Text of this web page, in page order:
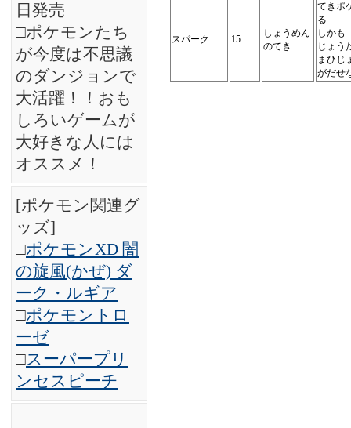
日発売
□ポケモンたち
が今度は不思議
のダンジョンで
大活躍！！おも
しろいゲームが
大好きな人には
オススメ！
[ポケモン関連グ
ッズ]
□ポケモンXD 闇
の旋風(かぜ) ダ
ーク・ルギア
□ポケモントロ
ーゼ
□スーパープリ
ンセスピーチ
スパーク 15
しょうめん
のてき
てきポ
る
しかも
じょう
まひじ
がだせ